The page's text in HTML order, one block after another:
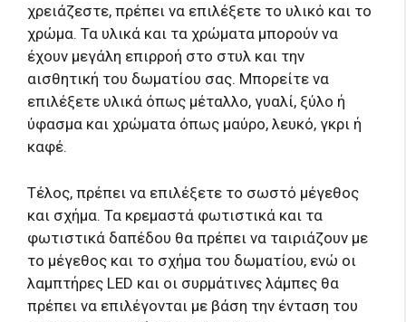
χρειάζεστε, πρέπει να επιλέξετε το υλικό και το
χρώμα. Τα υλικά και τα χρώματα μπορούν να
έχουν μεγάλη επιρροή στο στυλ και την
αισθητική του δωματίου σας. Μπορείτε να
επιλέξετε υλικά όπως μέταλλο, γυαλί, ξύλο ή
ύφασμα και χρώματα όπως μαύρο, λευκό, γκρι ή
καφέ.
Τέλος, πρέπει να επιλέξετε το σωστό μέγεθος
και σχήμα. Τα κρεμαστά φωτιστικά και τα
φωτιστικά δαπέδου θα πρέπει να ταιριάζουν με
το μέγεθος και το σχήμα του δωματίου, ενώ οι
λαμπτήρες LED και οι συρμάτινες λάμπες θα
πρέπει να επιλέγονται με βάση την ένταση του